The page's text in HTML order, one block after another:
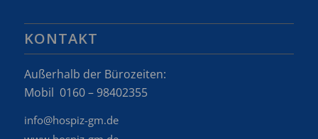
KONTAKT
Außerhalb der Bürozeiten:
Mobil 0160 – 98402355
info@hospiz-gm.de